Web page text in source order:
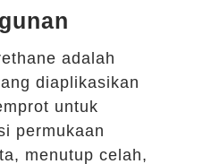
adalah
diaplikasikan
untuk
permukaan
menutup celah,